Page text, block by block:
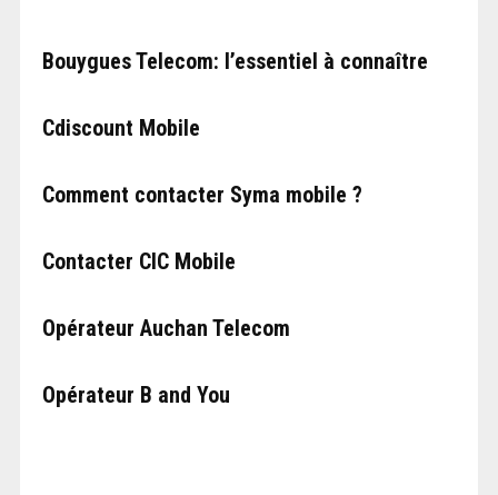
Bouygues Telecom: l’essentiel à connaître
Cdiscount Mobile
Comment contacter Syma mobile ?
Contacter CIC Mobile
Opérateur Auchan Telecom
Opérateur B and You